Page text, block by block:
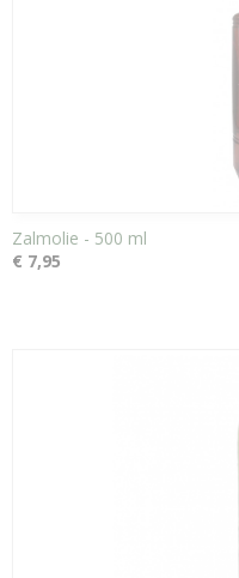
Zalmolie - 500 ml
€ 7,95